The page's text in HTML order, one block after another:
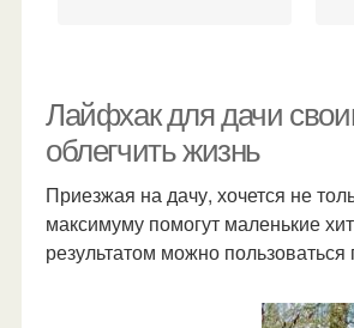
Лайфхак для дачи
облегчить жизнь
Приезжая на дачу, хочется не
максимуму помогут маленькие
результатом можно пользоваться